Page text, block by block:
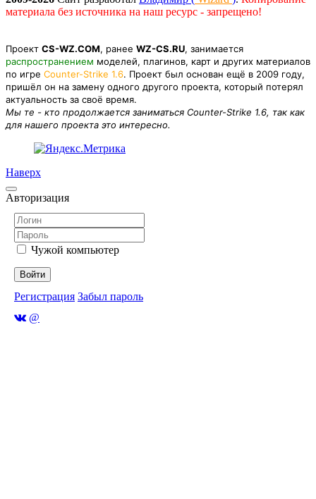
материала без источника на наш ресурс - запрещено!
Проект CS-WZ.COM, ранее WZ-CS.RU, занимается
распространением моделей, плагинов, карт и других материалов
по игре Counter-Strike 1.6. Проект был основан ещё в 2009 году,
пришёл он на замену одного другого проекта, который потерял
актуальность за своё время.
Мы те - кто продолжается заниматься Counter-Strike 1.6, так как
для нашего проекта это интересно.
Наверх
Авторизация
Чужой компьютер
Войти
Регистрация Забыл пароль
@